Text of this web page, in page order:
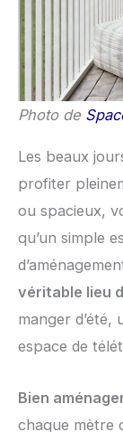
Photo de
Les beaux
profiter
ou spacieux,
qu’un simple
véritable lieu
manger d’été,
espace de
Bien
chaque mètre